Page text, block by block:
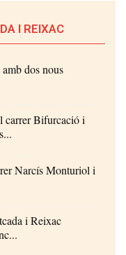
I REIXAC
dos nous
carrer Bifurcació i
Narcís Monturiol i
i Reixac